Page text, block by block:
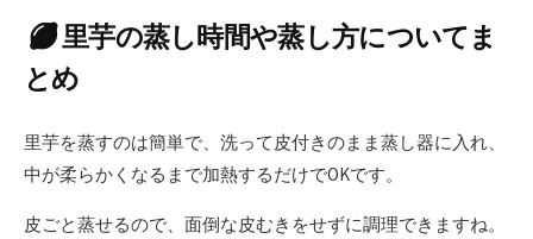
里芋の蒸し時間や蒸し方についてま
とめ
里芋を蒸すのは簡単で、洗って皮付きのまま蒸し器に入れ、
中が柔らかくなるまで加熱するだけでOKです。
皮ごと蒸せるので、面倒な皮むきをせずに調理できますね。